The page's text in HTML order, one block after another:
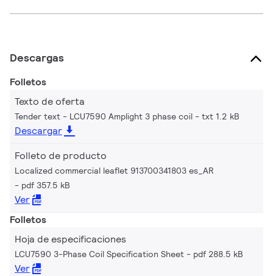
Descargas
Folletos
Texto de oferta
Tender text - LCU7590 Amplight 3 phase coil txt 1.2 kB
Descargar
Folleto de producto
Localized commercial leaflet 913700341803 es_AR
pdf 357.5 kB
Ver
Folletos
Hoja de especificaciones
LCU7590 3-Phase Coil Specification Sheet pdf 288.5 kB
Ver